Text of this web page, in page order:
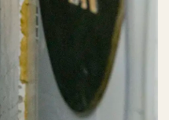
Backwaren